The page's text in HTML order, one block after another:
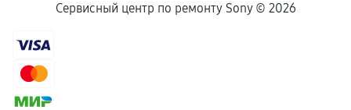
Сервисный центр по ремонту Sony © 2026